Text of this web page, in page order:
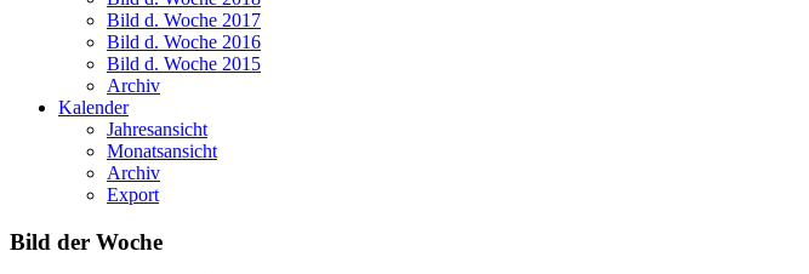
Bild d. Woche 2017
Bild d. Woche 2016
Bild d. Woche 2015
Archiv
Kalender
Jahresansicht
Monatsansicht
Archiv
Export
Bild der Woche